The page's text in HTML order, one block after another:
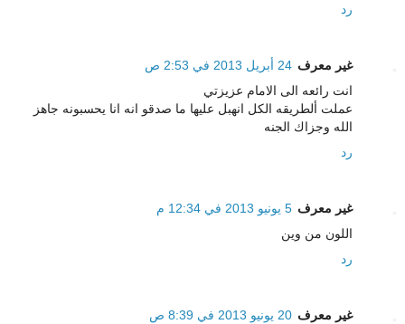
رد
غير معرف 24 أبريل 2013 في 2:53 ص
انت رائعه الى الامام عزيزتي
عملت ألطريقه الكل انهبل عليها ما صدقو انه انا يحسبونه جاهز
الله وجزاك الجنه
رد
غير معرف 5 يونيو 2013 في 12:34 م
اللون من وين
رد
غير معرف 20 يونيو 2013 في 8:39 ص